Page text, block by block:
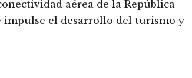
aérea de la República
impulse el desarrollo del turismo y